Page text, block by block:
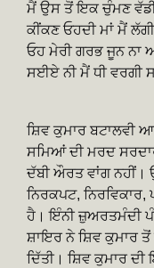
ਮੈਂ ਉਸ ਤੋਂ ਇਕ ਚੁੰਮਣ
ਕੀਂਕਣ ਓਹਦੀ ਮਾਂ ਮੈਂ
ਓਹ ਮੇਰੀ ਗਰਭ ਜੂਨ
ਸਈਏ ਨੀ ਮੈਂ ਧੀ ਵਰਗੀ
ਸ਼ਿਵ ਕੁਮਾਰ ਬਟਾਲਵੀ
ਸਮਿਆਂ ਦੀ ਮਰਦ
ਦੱਬੀ ਔਰਤ ਵਾਂਗ ਨਹੀਂ।
ਨਿਰਕਪਟ,
ਹੈ। ਇੰਨੀ ਜ਼ੁਅਰਤਮੰਦੀ
ਸ਼ਾਇਰ ਨੇ ਸ਼ਿਵ ਕੁਮਾਰ ਤੋਂ
ਦਿੱਤੀ। ਸ਼ਿਵ ਕੁਮਾਰ ਦੀ